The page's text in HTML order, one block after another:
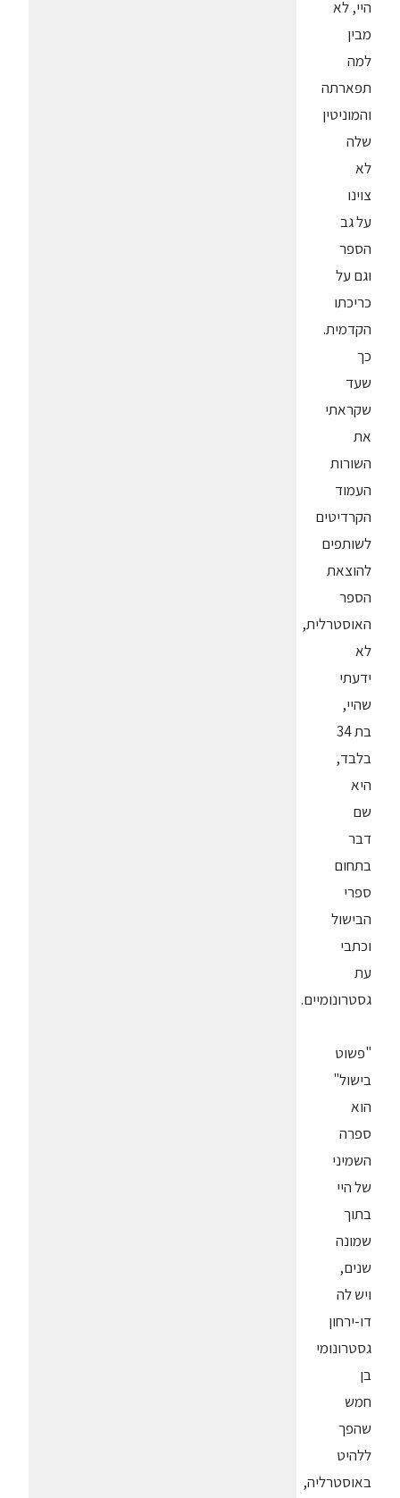
היי, לא
מבין
למה
תפארתה
והמוניטין
שלה
לא
צוינו
על גב
הספר
וגם על
כריכתו
הקדמית.
כך
שעד
שקראתי
את
השורות
העמוד
הקרדיטים
לשותפים
להוצאת
הספר
האוסטרלית,
לא
ידעתי
שהיי,
בת 34
בלבד,
היא
שם
דבר
בתחום
ספרי
הבישול
וכתבי
עת
גסטרונומיים.
"פשוט
בישול"
הוא
ספרה
השמיני
של היי
בתוך
שמונה
שנים,
ויש לה
דו-ירחון
גסטרונומי
בן
חמש
שהפך
ללהיט
באוסטרליה,